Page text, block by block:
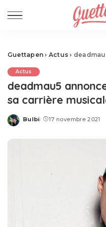
Guettapen › Actus › deadmau5
Actus
deadmau5
sa carrière
Posted
Bulbi 17 novembre 2021